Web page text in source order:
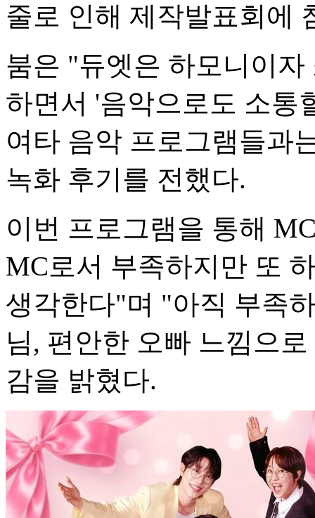
줄로 인해 제작발표회에
붐은 "듀엣은 하모니이
하면서 '음악으로도 소통
여타 음악 프로그램들과
녹화 후기를 전했다.
이번 프로그램을 통해
MC로서 부족하지만 또
생각한다"며 "아직 부족
님, 편안한 오빠 느낌으
감을 밝혔다.